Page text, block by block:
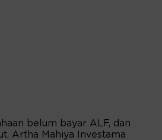
belum bayar ALF, dan
Artha Mahiya Investama